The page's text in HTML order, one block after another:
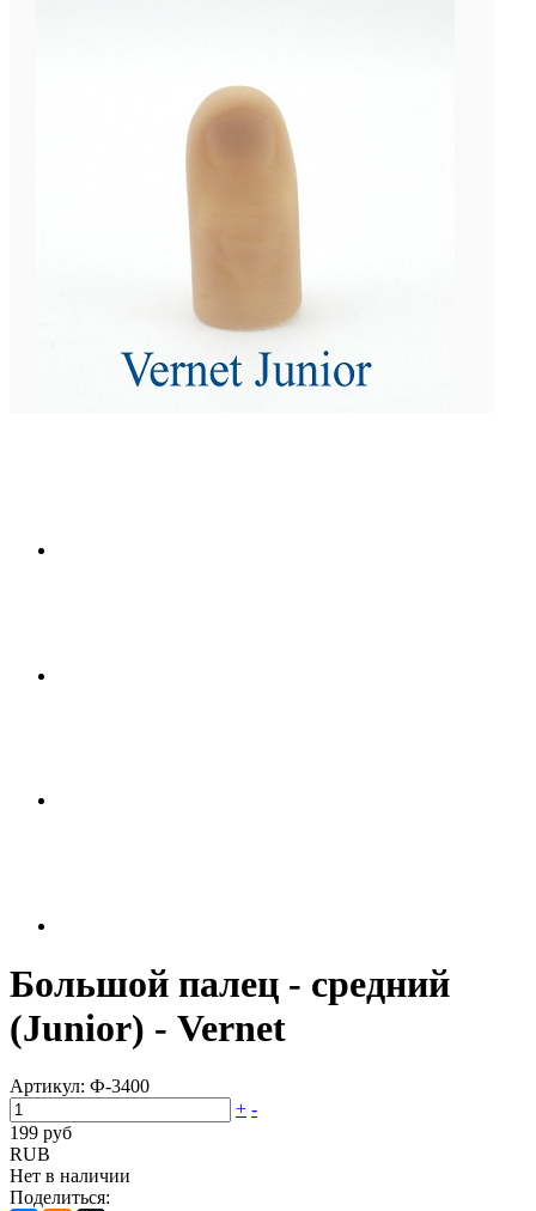
Большой палец - средний
(Junior) - Vernet
Артикул: Ф-3400
+ -
199 руб
RUB
Нет в наличии
Поделиться: